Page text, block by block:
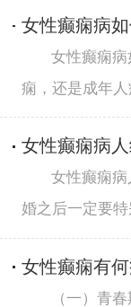
女性癫痫病
女性癫痫
痫，还是成年
女性癫痫病
女性癫痫
婚之后一定要
女性癫痫有
（一）青